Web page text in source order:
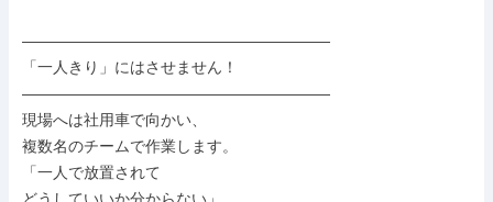
――――――――――――――――――――
「一人きり」にはさせません！
――――――――――――――――――――
現場へは社用車で向かい、
複数名のチームで作業します。
「一人で放置されて